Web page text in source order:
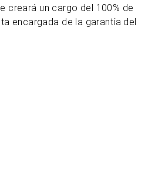
creará un cargo del 100% de
encargada de la garantía del